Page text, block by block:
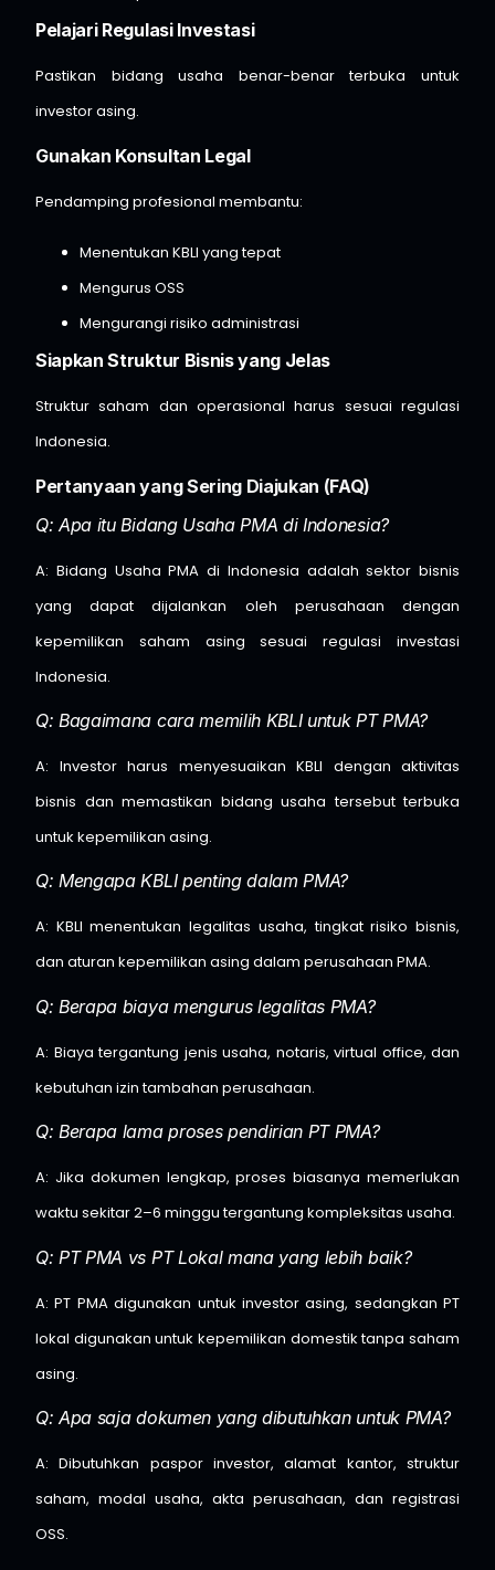
Pelajari Regulasi Investasi
Pastikan bidang usaha benar-benar terbuka untuk
investor asing.
Gunakan Konsultan Legal
Pendamping profesional membantu:
Menentukan KBLI yang tepat
Mengurus OSS
Mengurangi risiko administrasi
Siapkan Struktur Bisnis yang Jelas
Struktur saham dan operasional harus sesuai regulasi
Indonesia.
Pertanyaan yang Sering Diajukan (FAQ)
Q: Apa itu Bidang Usaha PMA di Indonesia?
A: Bidang Usaha PMA di Indonesia adalah sektor bisnis
yang dapat dijalankan oleh perusahaan dengan
kepemilikan saham asing sesuai regulasi investasi
Indonesia.
Q: Bagaimana cara memilih KBLI untuk PT PMA?
A: Investor harus menyesuaikan KBLI dengan aktivitas
bisnis dan memastikan bidang usaha tersebut terbuka
untuk kepemilikan asing.
Q: Mengapa KBLI penting dalam PMA?
A: KBLI menentukan legalitas usaha, tingkat risiko bisnis,
dan aturan kepemilikan asing dalam perusahaan PMA.
Q: Berapa biaya mengurus legalitas PMA?
A: Biaya tergantung jenis usaha, notaris, virtual office, dan
kebutuhan izin tambahan perusahaan.
Q: Berapa lama proses pendirian PT PMA?
A: Jika dokumen lengkap, proses biasanya memerlukan
waktu sekitar 2–6 minggu tergantung kompleksitas usaha.
Q: PT PMA vs PT Lokal mana yang lebih baik?
A: PT PMA digunakan untuk investor asing, sedangkan PT
lokal digunakan untuk kepemilikan domestik tanpa saham
asing.
Q: Apa saja dokumen yang dibutuhkan untuk PMA?
A: Dibutuhkan paspor investor, alamat kantor, struktur
saham, modal usaha, akta perusahaan, dan registrasi
OSS.